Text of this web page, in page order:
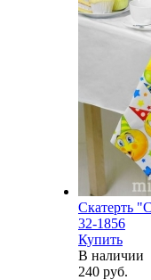
Скатерть
32-1856
Купить
В наличии
240 руб.